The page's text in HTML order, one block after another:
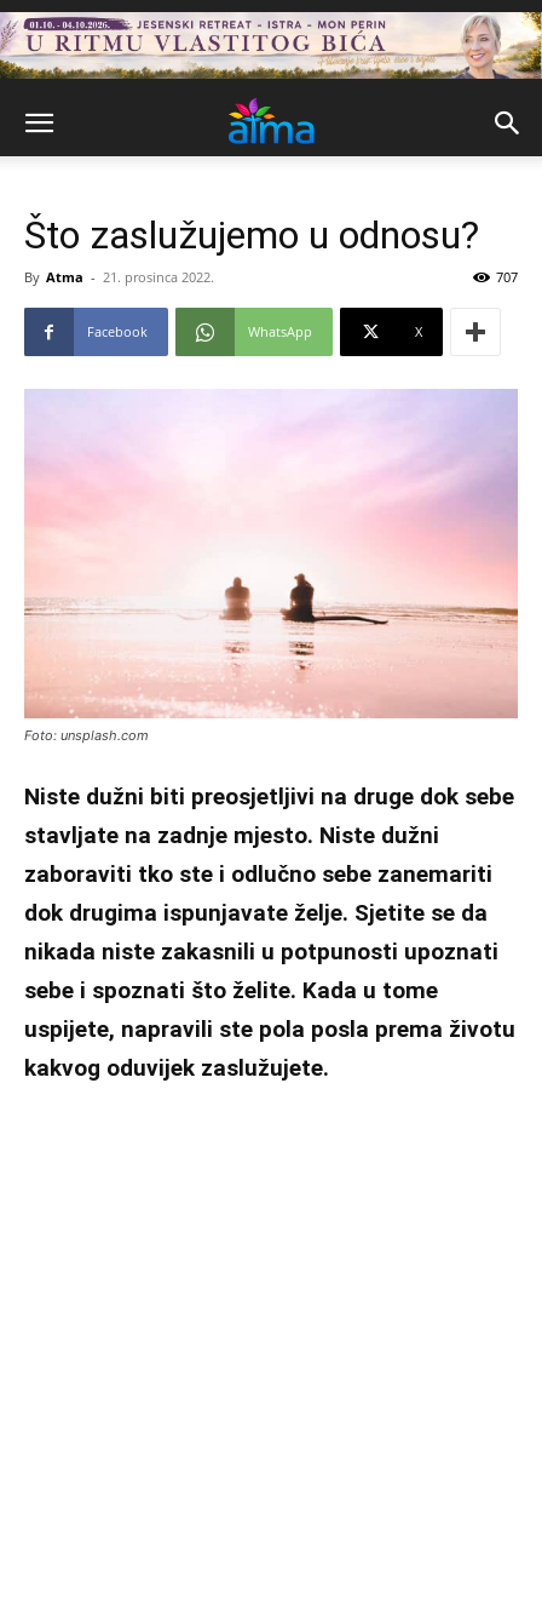
Što zaslužujemo u odnosu?
By Atma - 21. prosinca 2022. 707
Facebook WhatsApp X
Foto: unsplash.com
Niste dužni biti preosjetljivi na druge dok sebe
stavljate na zadnje mjesto. Niste dužni
zaboraviti tko ste i odlučno sebe zanemariti
dok drugima ispunjavate želje. Sjetite se da
nikada niste zakasnili u potpunosti upoznati
sebe i spoznati što želite. Kada u tome
uspijete, napravili ste pola posla prema životu
kakvog oduvijek zaslužujete.